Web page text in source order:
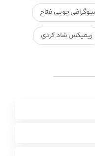
چوپی فتاح
ریمیکس شاد کردی